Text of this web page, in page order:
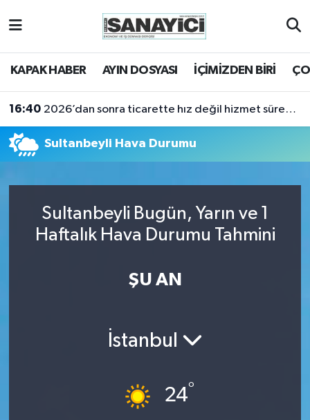
KAPAK HABER AYIN DOSYASI İÇİMİZDEN BİRİ
16:40 2026’dan sonra ticarette hız değil hizmet sürekliliği öne çıkacak
Sultanbeyli Hava Durumu
Sultanbeyli Bugün, Yarın ve 1
Haftalık Hava Durumu Tahmini
ŞU AN
İstanbul
24°
Tekirdağ Nöbetçi Eczaneler
Tüm Manşetler